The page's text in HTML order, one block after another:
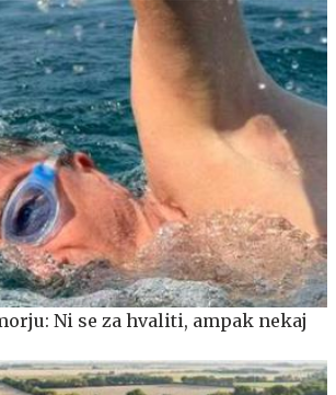
Ni se za hvaliti, ampak nekaj